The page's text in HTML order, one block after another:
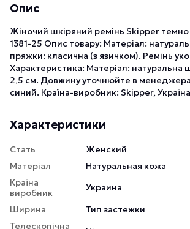
Опис
Жіночий шкіряний ремінь Skipper темно
1381-25 Опис товару: Матеріал:
пряжки: класична (з язичком). Ремінь
Характеристика: Матеріал: натуральна
2,5 см. Довжину уточнюйте в
синий. Країна-виробник: Skipper,
Характеристики
Стать
Женский
Матеріал
Натуральная кожа
Країна
виробник
Украина
Ширина
Тип застежки
Телескопічна